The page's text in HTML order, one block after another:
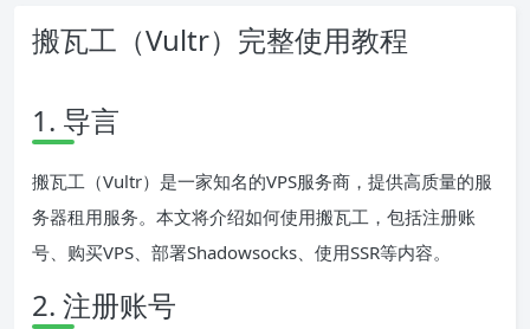
搬瓦工（Vultr）完整使用教程
1. 导言
搬瓦工（Vultr）是一家知名的VPS服务商，提供高质量的服
务器租用服务。本文将介绍如何使用搬瓦工，包括注册账
号、购买VPS、部署Shadowsocks、使用SSR等内容。
2. 注册账号